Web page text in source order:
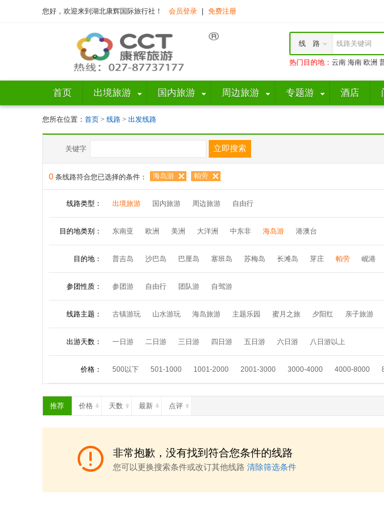
您好，欢迎来到湖北康辉国际旅行社！ 会员登录 免费注册
线路关键词
线 路
热门目的地 ： 云南 海南 欧洲
首页 出境旅游 国内旅游 周边旅游 专题游 酒店
您所在位置： 首页 > 线路 > 出发线路
关键字
0 条线路符合您已选择的条件： 海岛游 帕劳
线路类型： 出境旅游 国内旅游 周边旅游 自由行
目的地类别： 东南亚 欧洲 美洲 大洋洲 中东非 海岛游 港澳台
目的地： 普吉岛 沙巴岛 巴厘岛 塞班岛 苏梅岛 长滩岛 芽庄 帕劳 岘港
参团性质： 参团游 自由行 团队游 自驾游
线路主题： 古镇游玩 山水游玩 海岛旅游 主题乐园 蜜月之旅 夕阳红 亲子旅游
夏令营活动 祈福朝拜 中秋小假 国庆长假 温泉养生 春节旅游
出游天数： 一日游 二日游 三日游 四日游 五日游 六日游 八日游以上
价格： 500以下 501-1000 1001-2000 2001-3000 3000-4000 4000-8000
推荐 价格 天数 最新 点评
非常抱歉，没有找到符合您条件的线路
您可以更换搜索条件或改订其他线路 清除筛选条件